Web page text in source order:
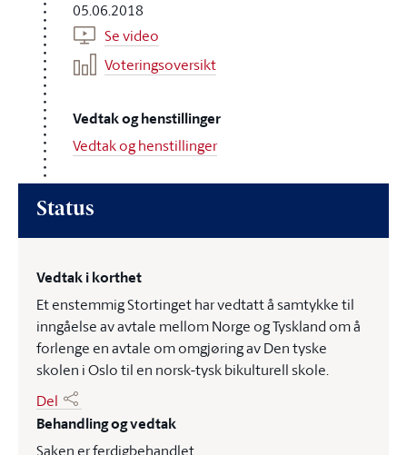
05.06.2018
Se video
Voteringsoversikt
Vedtak og henstillinger
Vedtak og henstillinger
Status
Vedtak i korthet
Et enstemmig Stortinget har vedtatt å samtykke til
inngåelse av avtale mellom Norge og Tyskland om å
forlenge en avtale om omgjøring av Den tyske
skolen i Oslo til en norsk-tysk bikulturell skole.
Del
Behandling og vedtak
Saken er ferdigbehandlet